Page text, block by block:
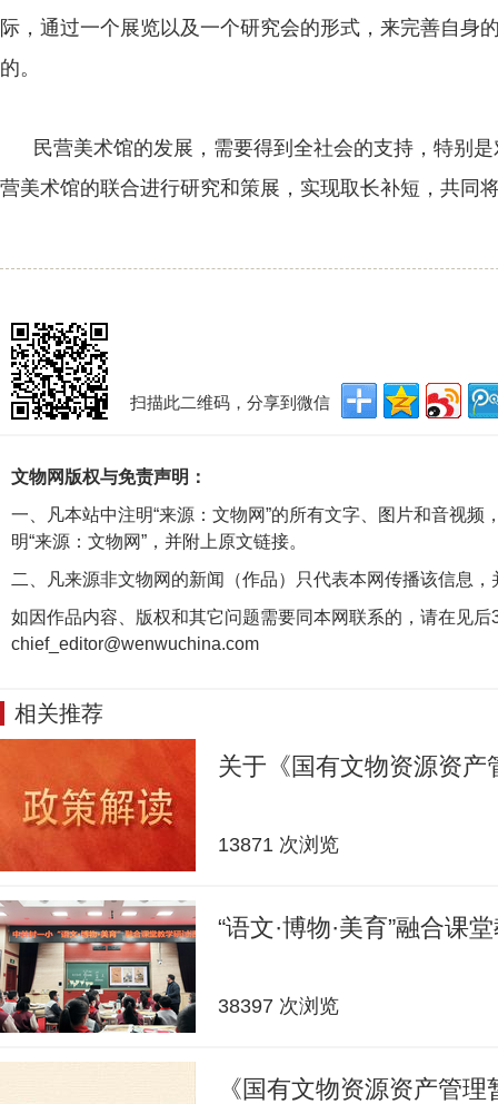
际，通过一个展览以及一个研究会的形式，来完善自身
的。
民营美术馆的发展，需要得到全社会的支持，特别是
营美术馆的联合进行研究和策展，实现取长补短，共同
扫描此二维码，分享到微信
文物网版权与免责声明：
一、凡本站中注明“来源：文物网”的所有文字、图片和音视
明“来源：文物网”，并附上原文链接。
二、凡来源非文物网的新闻（作品）只代表本网传播该信息
如因作品内容、版权和其它问题需要同本网联系的，请在见后
chief_editor@wenwuchina.com
相关推荐
关于《国有文物资源资
13871 次浏览
“语文·博物·美育”融合课
38397 次浏览
《国有文物资源资产管